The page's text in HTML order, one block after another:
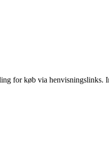
for køb via henvisningslinks.